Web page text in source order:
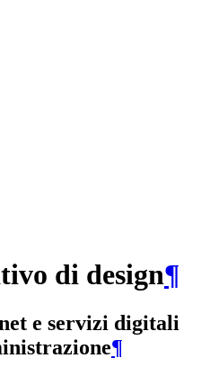
di design¶
e servizi digitali
¶